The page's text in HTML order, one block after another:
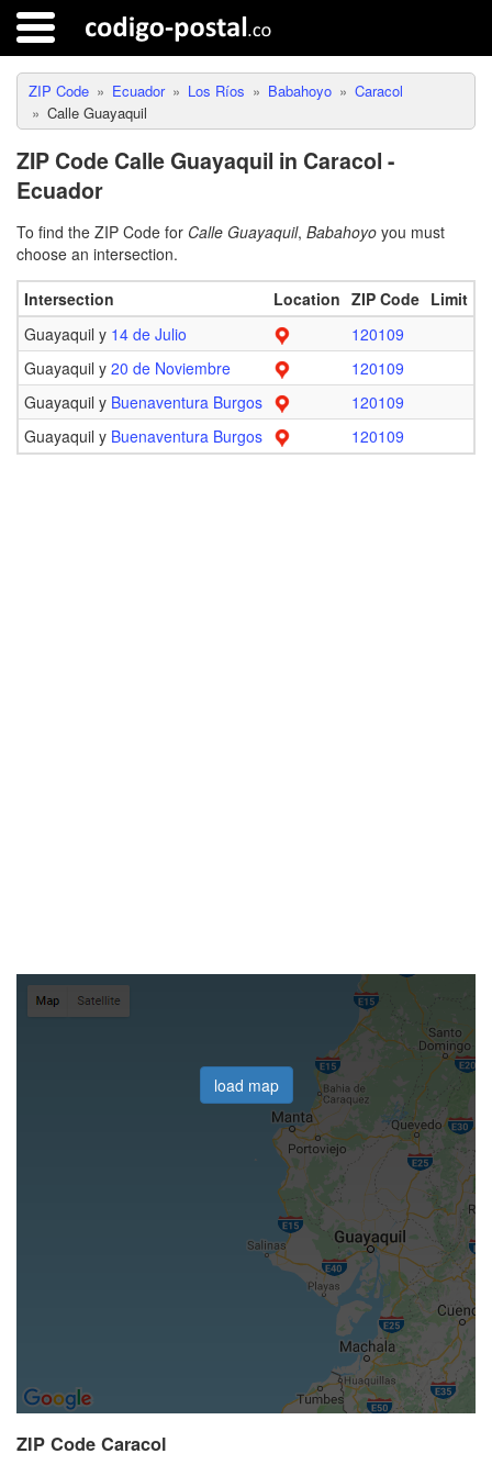
ZIP Code Ecuador Los Ríos Babahoyo
Caracol
Calle Guayaquil
ZIP Code Calle Guayaquil in Caracol -
Ecuador
To find the ZIP Code for Calle Guayaquil, Babahoyo you must
choose an intersection.
Intersection Location ZIP Code Limit
Guayaquil y 14 de Julio
120109
Guayaquil y 20 de Noviembre
120109
Guayaquil y Buenaventura Burgos
120109
Guayaquil y Buenaventura Burgos 120109
load map
ZIP Code Caracol